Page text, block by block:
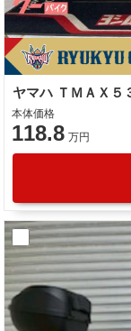
本体価格
118.8 万円